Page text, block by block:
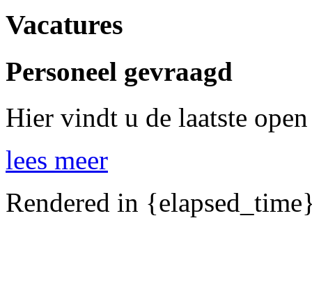
Vacatures
Personeel gevraagd
Hier vindt u de laatste
lees meer
Rendered in